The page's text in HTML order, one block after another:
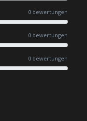
0 bewertungen
0 bewertungen
0 bewertungen